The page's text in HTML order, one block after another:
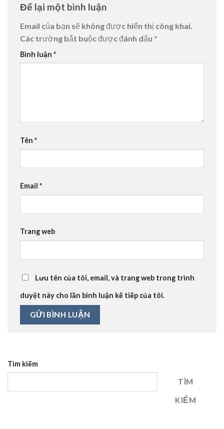
Để lại một bình luận
Email của bạn sẽ không được hiển thị công khai.
Các trường bắt buộc được đánh dấu *
Bình luận *
Tên *
Email *
Trang web
Lưu tên của tôi, email, và trang web trong trình
duyệt này cho lần bình luận kế tiếp của tôi.
Tìm kiếm
TÌM
KIẾM